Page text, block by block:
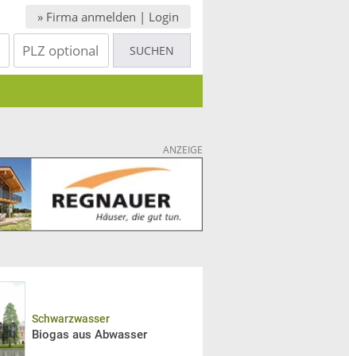
» Firma anmelden | Login
ANZEIGE
Schwarzwasser
Biogas aus Abwasser